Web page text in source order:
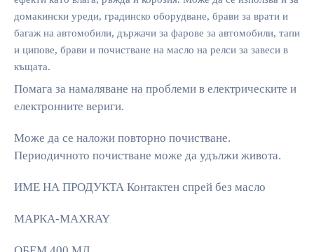
домакински уреди, градинско оборудване, брави за врати и
багаж на автомобили, държачи за фарове за автомобили, тапи
и ципове, брави и почистване на масло на релси за завеси в
къщата.
Помага за намаляване на проблеми в електрическите и
електронните вериги.
Може да се наложи повторно почистване.
Периодичното почистване може да удължи живота.
ИМЕ НА ПРОДУКТА Контактeн спрей без масло
МАРКА-MAXRAY